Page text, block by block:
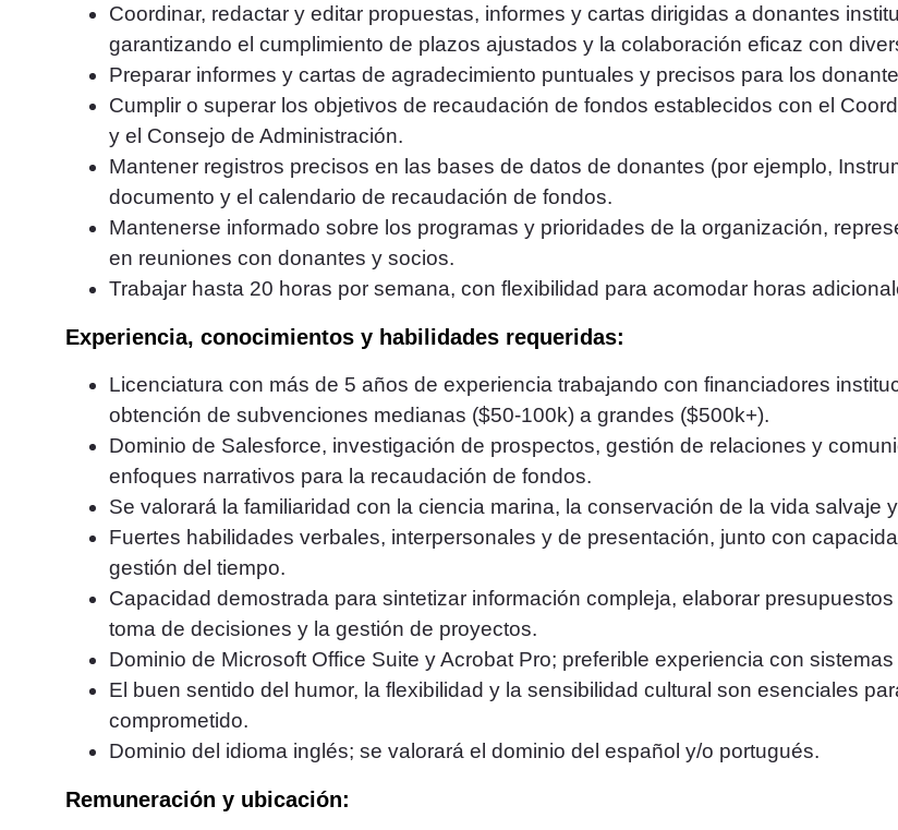
Coordinar, redactar y editar propuestas, informes y cartas dirigidas a donantes
garantizando el cumplimiento de plazos ajustados y la colaboración eficaz con
Preparar informes y cartas de agradecimiento puntuales y precisos para los
Cumplir o superar los objetivos de recaudación de fondos establecidos con el
y el Consejo de Administración.
Mantener registros precisos en las bases de datos de donantes (por ejemplo,
documento y el calendario de recaudación de fondos.
Mantenerse informado sobre los programas y prioridades de la organización,
en reuniones con donantes y socios.
Trabajar hasta 20 horas por semana, con flexibilidad para acomodar horas
Experiencia, conocimientos y habilidades requeridas:
Licenciatura con más de 5 años de experiencia trabajando con financiadores
obtención de subvenciones medianas ($50-100k) a grandes ($500k+).
Dominio de Salesforce, investigación de prospectos, gestión de relaciones y
enfoques narrativos para la recaudación de fondos.
Se valorará la familiaridad con la ciencia marina, la conservación de la vida salvaje
Fuertes habilidades verbales, interpersonales y de presentación, junto con
gestión del tiempo.
Capacidad demostrada para sintetizar información compleja, elaborar
toma de decisiones y la gestión de proyectos.
Dominio de Microsoft Office Suite y Acrobat Pro; preferible experiencia con
El buen sentido del humor, la flexibilidad y la sensibilidad cultural son esenciales
comprometido.
Dominio del idioma inglés; se valorará el dominio del español y/o portugués.
Remuneración y ubicación: